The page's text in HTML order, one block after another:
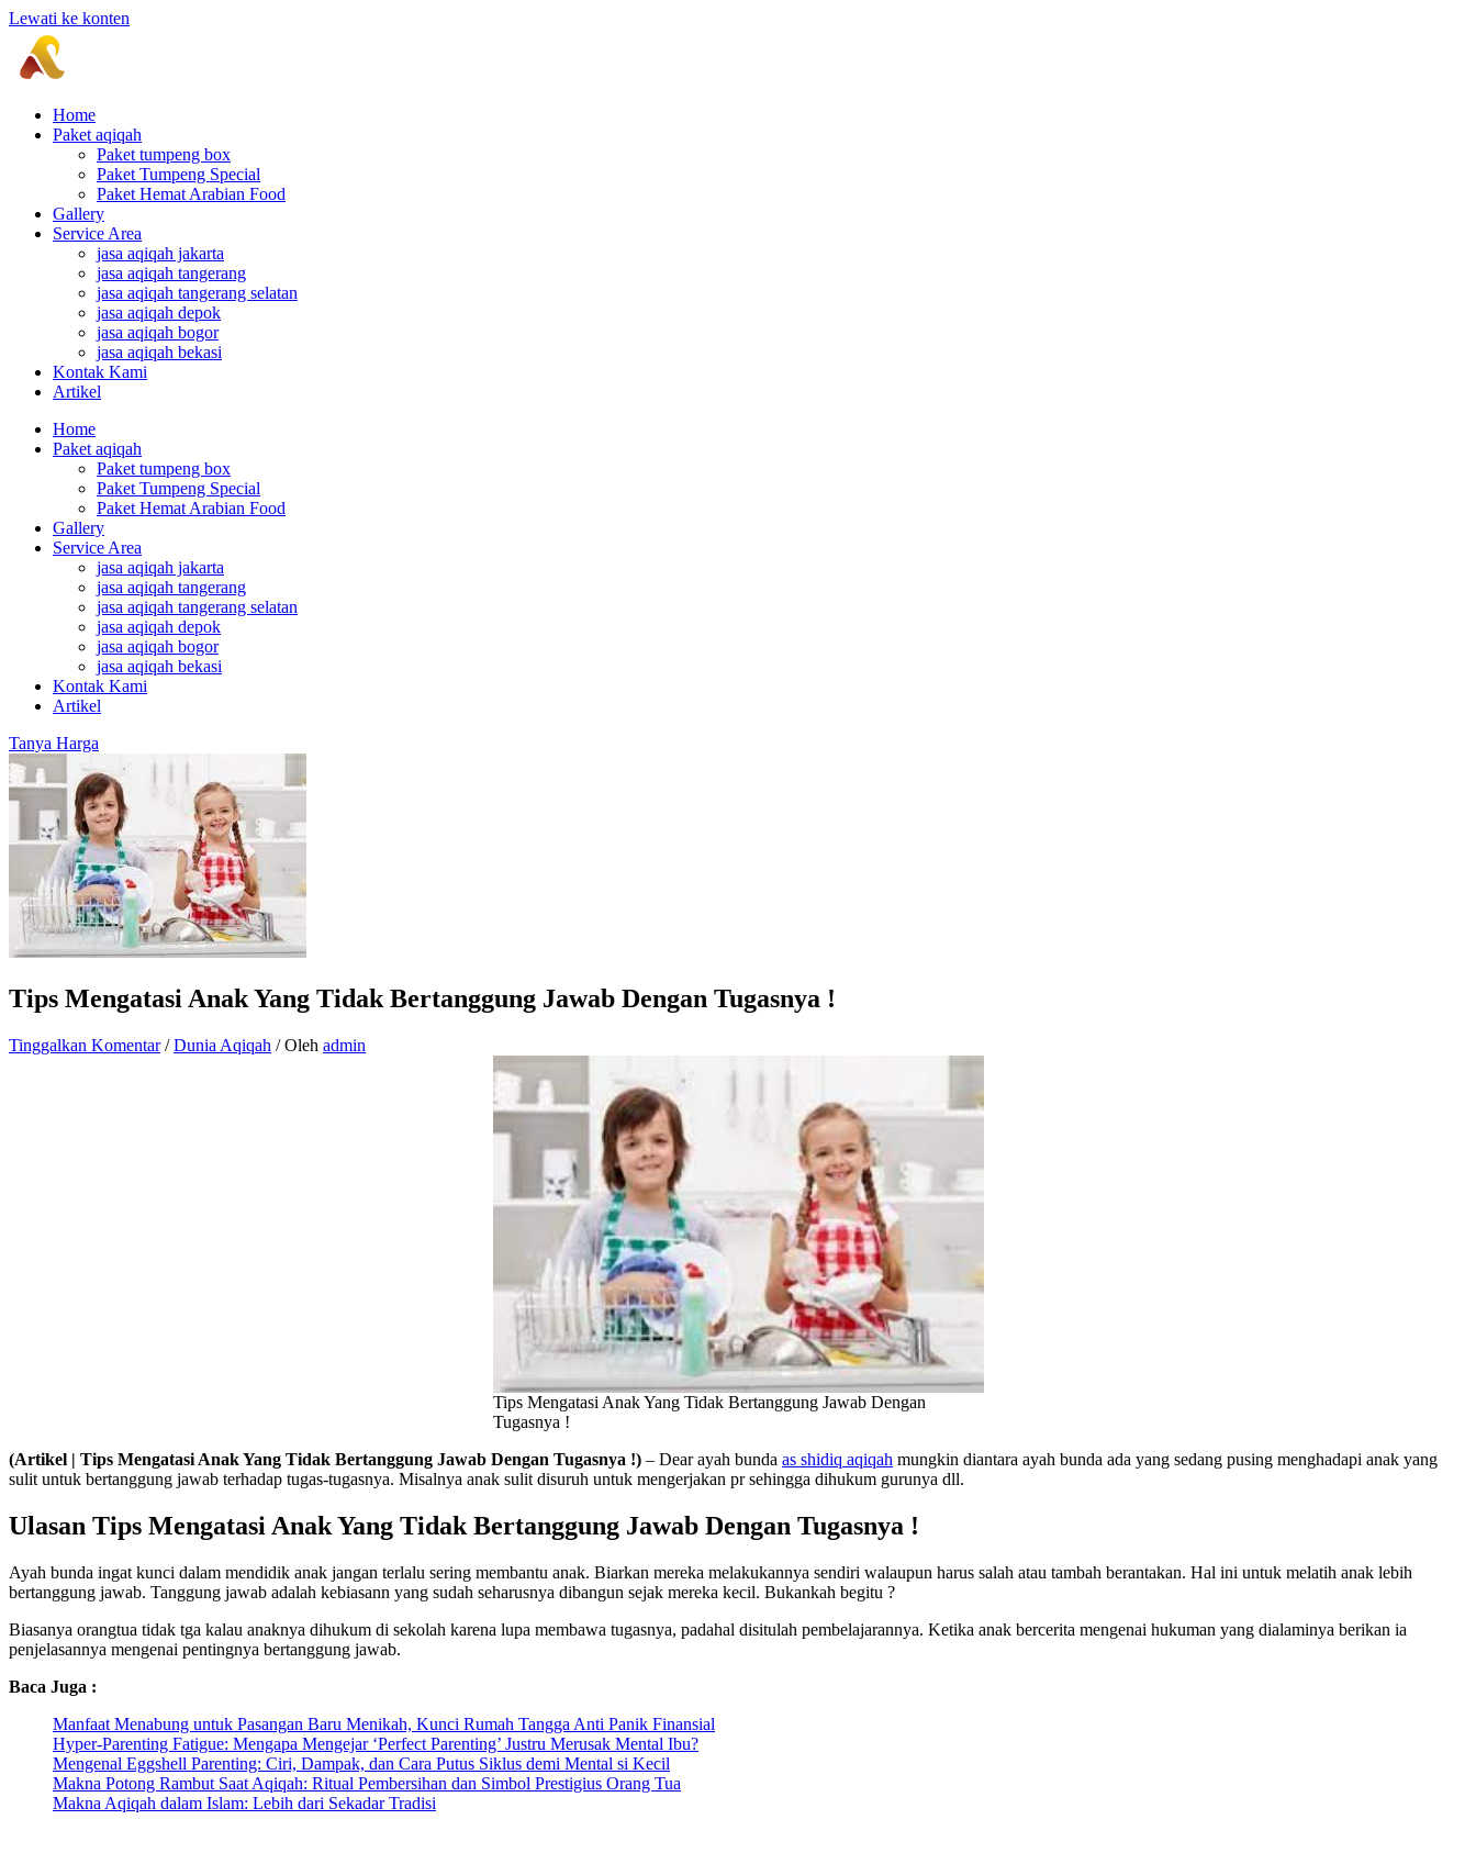
Lewati ke konten
Home
Paket aqiqah
Paket tumpeng box
Paket Tumpeng Special
Paket Hemat Arabian Food
Gallery
Service Area
jasa aqiqah jakarta
jasa aqiqah tangerang
jasa aqiqah tangerang selatan
jasa aqiqah depok
jasa aqiqah bogor
jasa aqiqah bekasi
Kontak Kami
Artikel
Home
Paket aqiqah
Paket tumpeng box
Paket Tumpeng Special
Paket Hemat Arabian Food
Gallery
Service Area
jasa aqiqah jakarta
jasa aqiqah tangerang
jasa aqiqah tangerang selatan
jasa aqiqah depok
jasa aqiqah bogor
jasa aqiqah bekasi
Kontak Kami
Artikel
Tanya Harga
Tips Mengatasi Anak Yang Tidak Bertanggung Jawab Dengan Tugasnya !
Tinggalkan Komentar /Dunia Aqiqah / Oleh admin
Tips Mengatasi Anak Yang Tidak Bertanggung Jawab Dengan
Tugasnya !
(Artikel | Tips Mengatasi Anak Yang Tidak Bertanggung Jawab Dengan Tugasnya !) – Dear ayah bunda as shidiq aqiqah mungkin diantara ayah bunda ada yang sedang pusing menghadapi anak yang
sulit untuk bertanggung jawab terhadap tugas-tugasnya. Misalnya anak sulit disuruh untuk mengerjakan pr sehingga dihukum gurunya dll.
Ulasan Tips Mengatasi Anak Yang Tidak Bertanggung Jawab Dengan Tugasnya !
Ayah bunda ingat kunci dalam mendidik anak jangan terlalu sering membantu anak. Biarkan mereka melakukannya sendiri walaupun harus salah atau tambah berantakan. Hal ini untuk melatih anak lebih
bertanggung jawab. Tanggung jawab adalah kebiasann yang sudah seharusnya dibangun sejak mereka kecil. Bukankah begitu ?
Biasanya orangtua tidak tga kalau anaknya dihukum di sekolah karena lupa membawa tugasnya, padahal disitulah pembelajarannya. Ketika anak bercerita mengenai hukuman yang dialaminya berikan ia
penjelasannya mengenai pentingnya bertanggung jawab.
Baca Juga :
Manfaat Menabung untuk Pasangan Baru Menikah, Kunci Rumah Tangga Anti Panik Finansial
Hyper-Parenting Fatigue: Mengapa Mengejar ‘Perfect Parenting’ Justru Merusak Mental Ibu?
Mengenal Eggshell Parenting: Ciri, Dampak, dan Cara Putus Siklus demi Mental si Kecil
Makna Potong Rambut Saat Aqiqah: Ritual Pembersihan dan Simbol Prestigius Orang Tua
Makna Aqiqah dalam Islam: Lebih dari Sekadar Tradisi